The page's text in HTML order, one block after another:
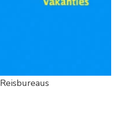
Reisbureaus